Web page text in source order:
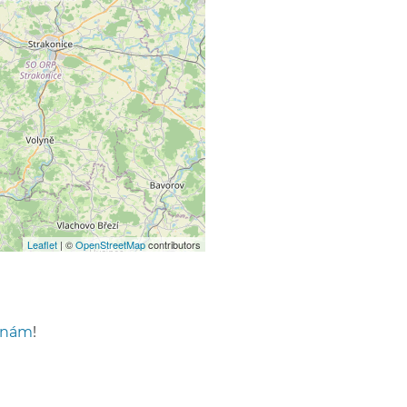
Leaflet | ©OpenStreetMapcontributors
!